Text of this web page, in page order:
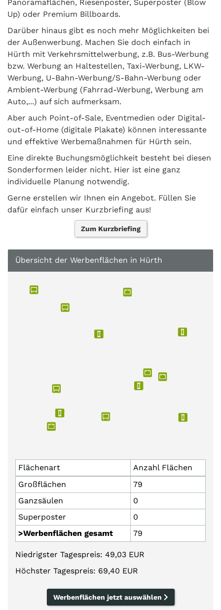
Panoramaflächen, Riesenposter, Superposter (Blow
Up) oder Premium Billboards.
Darüber hinaus gibt es noch mehr Möglichkeiten bei
der Außenwerbung. Machen Sie doch einfach in
Hürth mit Verkehrsmittelwerbung, z.B. Bus-Werbung
bzw. Werbung an Haltestellen, Taxi-Werbung, LKW-
Werbung, U-Bahn-Werbung/S-Bahn-Werbung oder
Ambient-Werbung (Fahrrad-Werbung, Werbung am
Auto,...) auf sich aufmerksam.
Aber auch Point-of-Sale, Eventmedien oder Digital-
out-of-Home (digitale Plakate) können interessante
und effektive Werbemaßnahmen für Hürth sein.
Eine direkte Buchungsmöglichkeit besteht bei diesen
Sonderformen leider nicht. Hier ist eine ganz
individuelle Planung notwendig.
Gerne erstellen wir Ihnen ein Angebot. Füllen Sie
dafür einfach unser Kurzbriefing aus!
Zum Kurzbriefing
Übersicht der Werbenflächen in Hürth
Flächenart
Anzahl Flächen
Großflächen
79
Ganzsäulen
0
Superposter
0
>Werbenflächen gesamt
79
Niedrigster Tagespreis: 49,03 EUR
Höchster Tagespreis: 69,40 EUR
Werbenflächen jetzt auswählen